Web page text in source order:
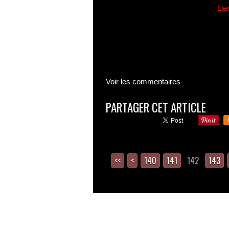
Voir les commentaires
PARTAGER CET ARTICLE
<< < 100
110
120
130
140 141 142 143